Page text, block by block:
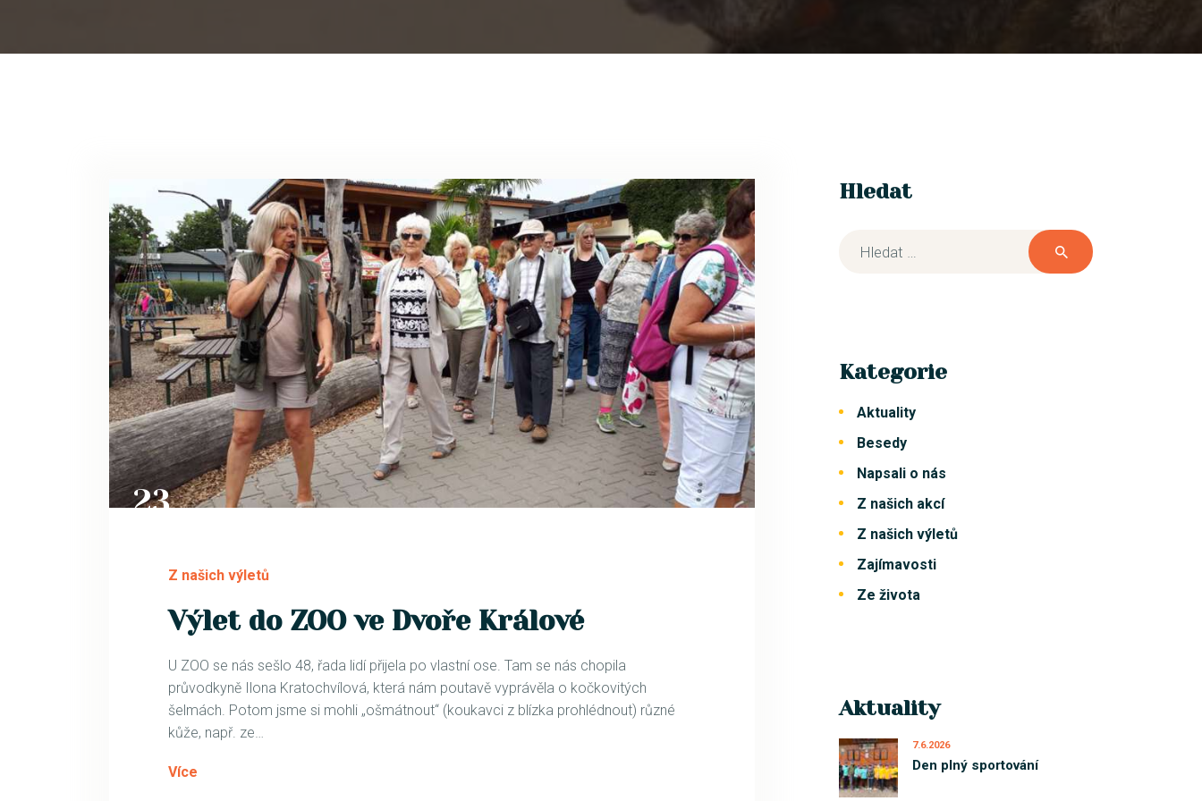
23
Z našich výletů
Výlet do ZOO ve Dvoře Králové
U ZOO se nás sešlo 48, řada lidí přijela po vlastní ose. Tam se nás chopila
průvodkyně Ilona Kratochvílová, která nám poutavě vyprávěla o kočkovitých
šelmách. Potom jsme si mohli „ošmátnout“ (koukavci z blízka prohlédnout) různé
kůže, např. ze…
Více
Hledat
Kategorie
Aktuality
Besedy
Napsali o nás
Z našich akcí
Z našich výletů
Zajímavosti
Ze života
Aktuality
Den plný sportování
7.6.2026